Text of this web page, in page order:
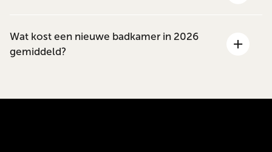
Wat kost een nieuwe badkamer in 2026
gemiddeld?